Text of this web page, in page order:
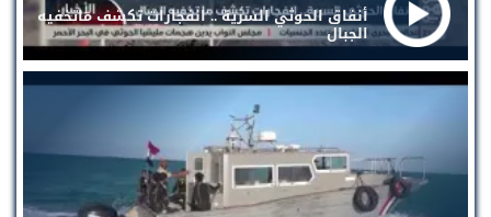
أنفاق الحوثي السرية .. انفجارات تكشف ماتخفيه
الجبال